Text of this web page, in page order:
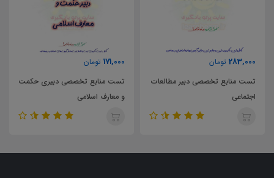
171,000 تومان
تست منابع تخصصی دبیری حکمت
و معارف اسلامی
63,000 تومان
پایه یازدهم